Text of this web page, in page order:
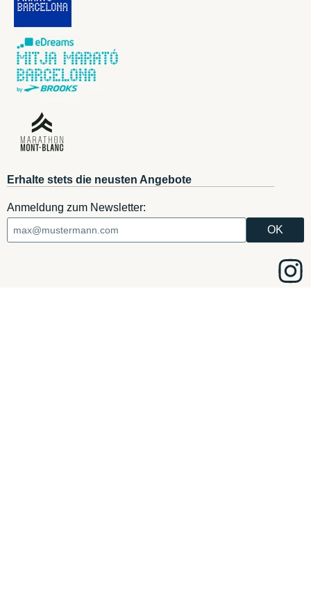
Erhalte stets die neusten Angebote
Anmeldung zum Newsletter: